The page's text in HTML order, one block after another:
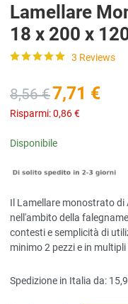
Lamellare
18 x 200 x
3 Reviews
8,56 €7,71 €
Risparmi:0,86 €
Disponibile
Il Lamellare monostrato di
nell'ambito della
contesti e semplicità di
minimo 2 pezzi e in multipli
Spedizione in Italia da: